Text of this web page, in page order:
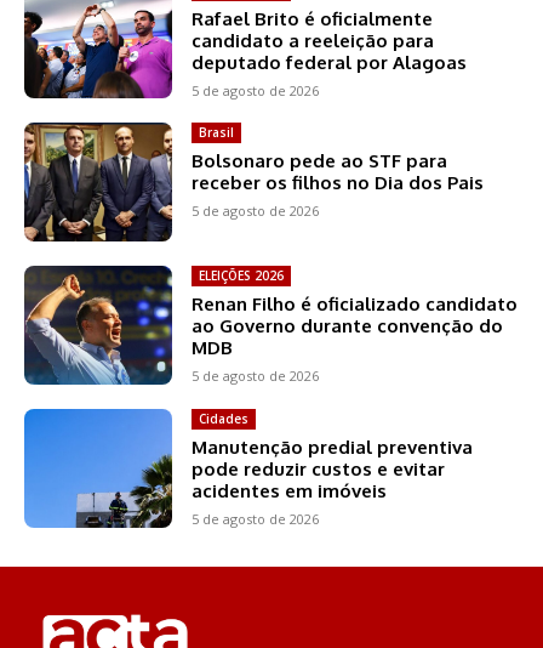
Rafael Brito é oficialmente
candidato a reeleição para
deputado federal por Alagoas
5 de agosto de 2026
Brasil
Bolsonaro pede ao STF para
receber os filhos no Dia dos Pais
5 de agosto de 2026
ELEIÇÕES 2026
Renan Filho é oficializado candidato
ao Governo durante convenção do
MDB
5 de agosto de 2026
Cidades
Manutenção predial preventiva
pode reduzir custos e evitar
acidentes em imóveis
5 de agosto de 2026